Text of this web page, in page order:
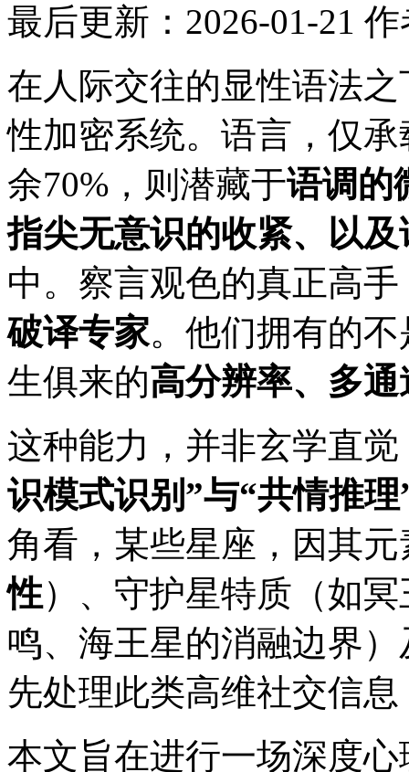
最后更新：2026-01-21 作
在人际交往的显性语法
性加密系统。语言，仅
余70%，则潜藏于语调的
指尖无意识的收紧、以
中。察言观色的真正高
破译专家。他们拥有的
生俱来的高分辨率、多
这种能力，并非玄学直
识模式识别”与“共情推理
角看，某些星座，因其
性）、守护星特质（如
鸣、海王星的消融边界
先处理此类高维社交信
本文旨在进行一场深度